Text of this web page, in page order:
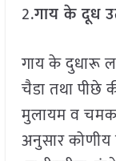
2.गाय के दूध
गाय के दुधारू
चैडा तथा पीछे
मुलायम व
अनुसार कोणीय